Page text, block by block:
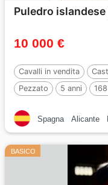
Puledro
10 000 €
Cavalli in vendita
Pezzato
5 anni
Spagna Alicante
BASICO